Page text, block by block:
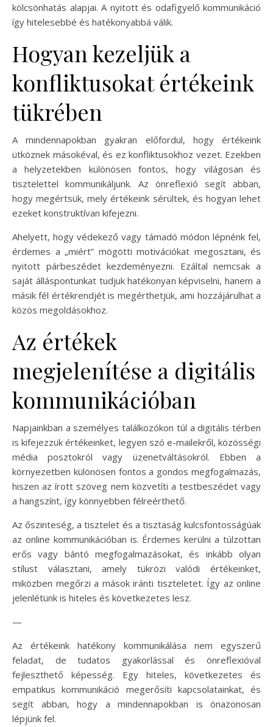
kölcsönhatás alapjai. A nyitott és odafigyelő kommunikáció
így hitelesebbé és hatékonyabbá válik.
Hogyan kezeljük a
konfliktusokat értékeink
tükrében
A mindennapokban gyakran előfordul, hogy értékeink
ütköznek másokéval, és ez konfliktusokhoz vezet. Ezekben
a helyzetekben különösen fontos, hogy világosan és
tisztelettel kommunikáljunk. Az önreflexió segít abban,
hogy megértsük, mely értékeink sérültek, és hogyan lehet
ezeket konstruktívan kifejezni.
Ahelyett, hogy védekező vagy támadó módon lépnénk fel,
érdemes a „miért” mögötti motivációkat megosztani, és
nyitott párbeszédet kezdeményezni. Ezáltal nemcsak a
saját álláspontunkat tudjuk hatékonyan képviselni, hanem a
másik fél értékrendjét is megérthetjük, ami hozzájárulhat a
közös megoldásokhoz.
Az értékek
megjelenítése a digitális
kommunikációban
Napjainkban a személyes találkozókon túl a digitális térben
is kifejezzük értékeinket, legyen szó e-mailekről, közösségi
média posztokról vagy üzenetváltásokról. Ebben a
környezetben különösen fontos a gondos megfogalmazás,
hiszen az írott szöveg nem közvetíti a testbeszédet vagy
a hangszínt, így könnyebben félreérthető.
Az őszinteség, a tisztelet és a tisztaság kulcsfontosságúak
az online kommunikációban is. Érdemes kerülni a túlzottan
erős vagy bántó megfogalmazásokat, és inkább olyan
stílust választani, amely tükrözi valódi értékeinket,
miközben megőrzi a mások iránti tiszteletet. Így az online
jelenlétünk is hiteles és következetes lesz.
—
Az értékeink hatékony kommunikálása nem egyszerű
feladat, de tudatos gyakorlással és önreflexióval
fejleszthető képesség. Egy hiteles, következetes és
empatikus kommunikáció megerősíti kapcsolatainkat, és
segít abban, hogy a mindennapokban is önazonosan
lépjünk fel.